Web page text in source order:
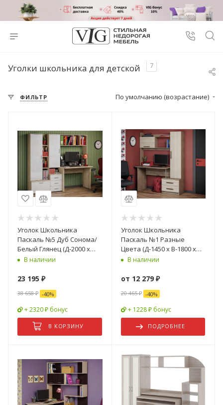
Уголки школьника для детской 7
ФИЛЬТР По умолчанию (возрастание)
Уголок Школьника
Паскаль №5 Дуб Сонома/
Белый Глянец (Д-2000 х
В-1780 х Г-595 мм)
В наличии
23 195 ₽
38 658₽ -40%
+ 2320 ₽ бонус
В КОРЗИНУ
Уголок Школьника
Паскаль №1 Разные
Цвета (Д-1450 х В-1800 х
Г-590 мм)
В наличии
от 12 279 ₽
20 465 ₽ -40%
+ 1228 ₽ бонус
ПОДРОБНЕЕ